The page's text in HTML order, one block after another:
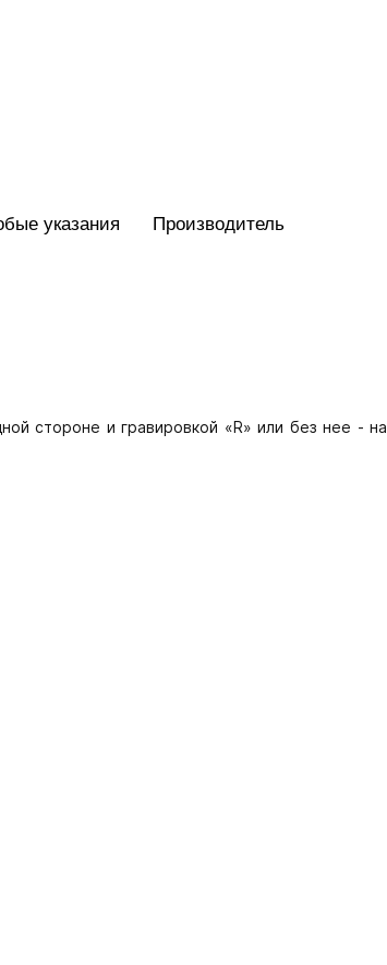
указания Производитель
стороне и гравировкой «R» или без нее - на